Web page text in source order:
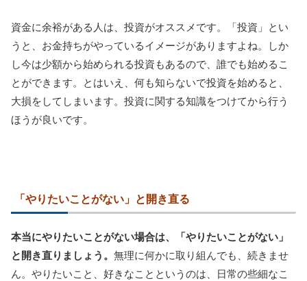
資金に余裕がある人は、投資がオススメです。「投資」とい
うと、お金持ちがやっているイメージがありますよね。しか
し今は少額から始められる投資もあるので、誰でも始めるこ
とができます。とはいえ、何も知らないで投資を始めると、
大損をしてしまいます。投資に関する知識をつけてから行う
ほうが良いです。
「やりたいことがない」と開き直る
本当にやりたいことがない場合は、「やりたいことがない」
と開き直りましょう。 無理に何かに取り組んでも、続きませ
ん。やりたいこと、好きなことというのは、日常の些細なこ